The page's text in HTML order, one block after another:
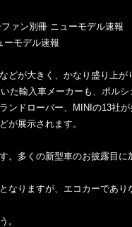
どが大きく、かなり盛り上
た輸入車メーカーも、ポル
ンドローバー、MINIの13社
が展示されます。
。多くの新型車のお披露目
なりますが、エコカーであ
。